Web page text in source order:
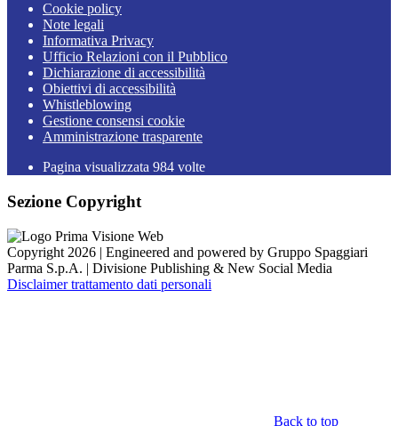
Cookie policy
Note legali
Informativa Privacy
Ufficio Relazioni con il Pubblico
Dichiarazione di accessibilità
Obiettivi di accessibilità
Whistleblowing
Gestione consensi cookie
Amministrazione trasparente
Pagina visualizzata 984 volte
Sezione Copyright
Copyright 2026 | Engineered and powered by Gruppo Spaggiari
Parma S.p.A. | Divisione Publishing & New Social Media
Disclaimer trattamento dati personali
Back to top